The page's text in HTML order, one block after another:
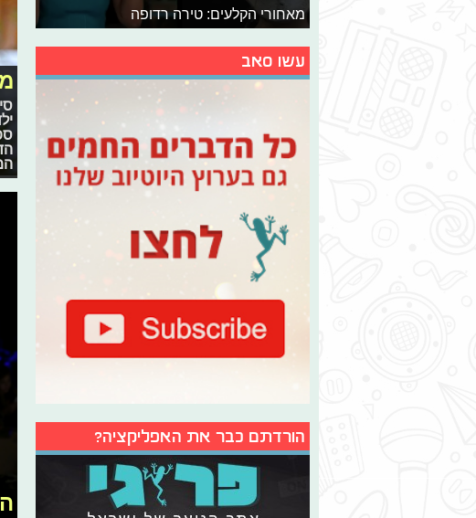
מאחורי הקלעים: טירה רדופה
עשו סאב
הורדתם כבר את האפליקציה?